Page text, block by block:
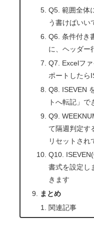
Q5. 範囲全体
う書けばいい
Q6. 条件付き
に、ヘッダー
Q7. Excelフ
ポートしたら
Q8. ISEVEN
トへ転記」で
Q9.
て隔週判定す
リセットされ
Q10.
書式を設定し
きます
まとめ
関連記事